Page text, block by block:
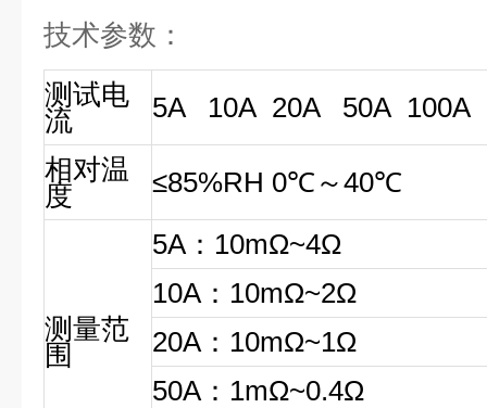
技术参数：
测试电
流
5A 10A 20A 50A 100A
相对温
度
≤85%RH 0℃～40℃
测量范
围
5A：10mΩ~4Ω
10A：10mΩ~2Ω
20A：10mΩ~1Ω
50A：1mΩ~0.4Ω